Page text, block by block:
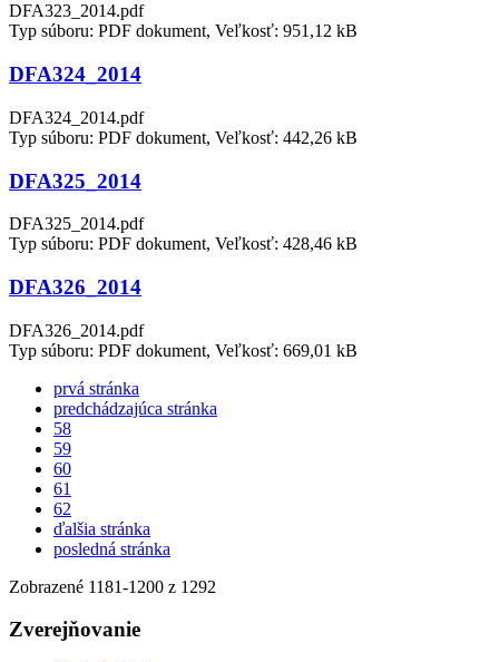
DFA323_2014.pdf
Typ súboru: PDF dokument, Veľkosť: 951,12 kB
DFA324_2014
DFA324_2014.pdf
Typ súboru: PDF dokument, Veľkosť: 442,26 kB
DFA325_2014
DFA325_2014.pdf
Typ súboru: PDF dokument, Veľkosť: 428,46 kB
DFA326_2014
DFA326_2014.pdf
Typ súboru: PDF dokument, Veľkosť: 669,01 kB
prvá stránka
predchádzajúca stránka
58
59
60
61
62
ďalšia stránka
posledná stránka
Zobrazené 1181-1200 z 1292
Zverejňovanie